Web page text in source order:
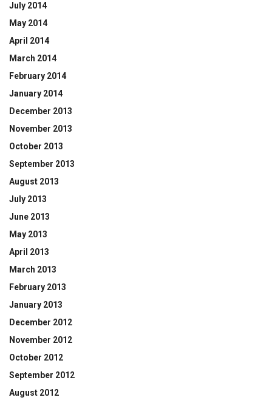
July 2014
May 2014
April 2014
March 2014
February 2014
January 2014
December 2013
November 2013
October 2013
September 2013
August 2013
July 2013
June 2013
May 2013
April 2013
March 2013
February 2013
January 2013
December 2012
November 2012
October 2012
September 2012
August 2012